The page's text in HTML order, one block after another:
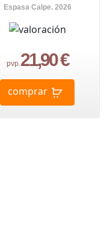
Espasa Calpe. 2026
pvp. 21,90 €
comprar